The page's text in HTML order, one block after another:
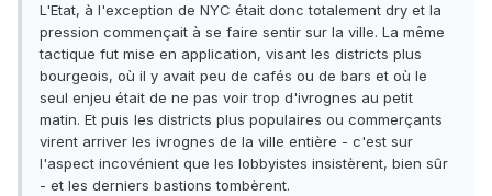
L'Etat, à l'exception de NYC était donc totalement dry et la
pression commençait à se faire sentir sur la ville. La même
tactique fut mise en application, visant les districts plus
bourgeois, où il y avait peu de cafés ou de bars et où le
seul enjeu était de ne pas voir trop d'ivrognes au petit
matin. Et puis les districts plus populaires ou commerçants
virent arriver les ivrognes de la ville entière - c'est sur
l'aspect incovénient que les lobbyistes insistèrent, bien sûr
- et les derniers bastions tombèrent.